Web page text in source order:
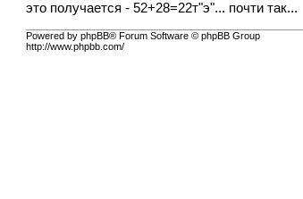
это получается - 52+28=22т"э"... почти так...
Powered by phpBB® Forum Software © phpBB Group
http://www.phpbb.com/